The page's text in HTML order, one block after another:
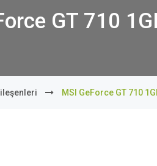
GT 710
MSI GeForce GT 710